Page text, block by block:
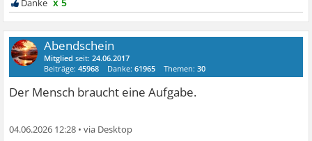
x 5
Abendschein
Mitglied seit:24.06.2017
Beiträge:45968 Danke:61965 Themen:30
Der Mensch braucht eine Aufgabe.
04.06.2026 12:28 •